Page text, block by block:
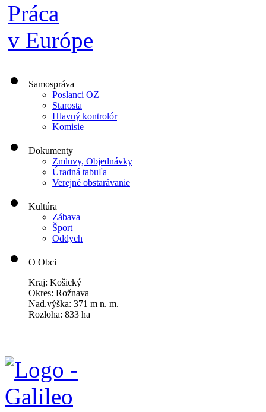
Samospráva
Poslanci OZ
Starosta
Hlavný kontrolór
Komisie
Dokumenty
Zmluvy, Objednávky
Úradná tabuľa
Verejné obstarávanie
Kultúra
Zábava
Šport
Oddych
O Obci
Kraj: Košický
Okres: Rožnava
Nad.výška: 371 m n. m.
Rozloha: 833 ha